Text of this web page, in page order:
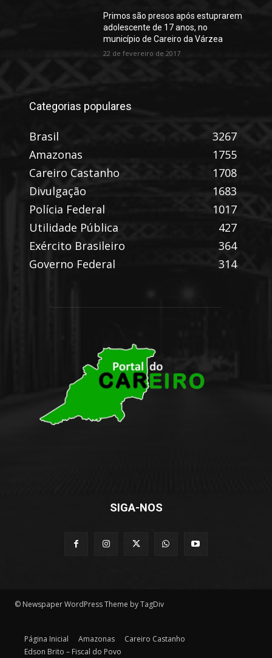
Primos são presos após estuprarem
adolescente de 17 anos, no
município de Careiro da Várzea
22 de fevereiro de 2017
Categorias populares
Brasil
3267
Amazonas
1755
Careiro Castanho
1708
Divulgação
1683
Polícia Federal
1017
Utilidade Pública
427
Exército Brasileiro
364
Governo Federal
314
SIGA-NOS
© Newspaper WordPress Theme by TagDiv
Página Inicial Amazonas
Careiro Castanho
Edson Brito – Fiscal do Povo